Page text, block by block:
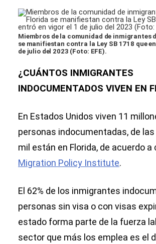
Miembros de la comunidad de inmigrantes
se manifiestan contra la Ley SB 1718 que
de julio del 2023 (Foto: EFE).
¿CUÁNTOS INMIGRANTES
INDOCUMENTADOS VIVEN EN
En Estados Unidos viven 11
personas indocumentadas, de
mil están en Florida, de acuerdo a
Migration Policy Institute.
El 62% de los inmigrantes
personas sin visa o con visas
estado forma parte de la fuerza
sector que más los emplea es el